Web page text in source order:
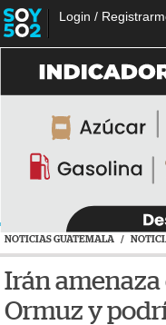
Login /
NOTICIAS GUATEMALA /
Irán amenaza
Ormuz y